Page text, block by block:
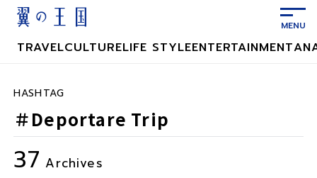
TRAVELCULTURELIFE STYLEENTERTAINMENT
＃Deportare Trip
HASHTAG
37 Archives